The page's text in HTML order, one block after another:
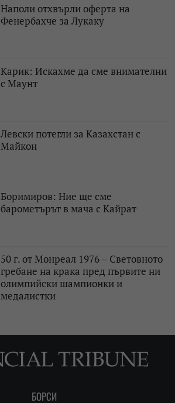
Наполи отхвърли оферта на
Фенербахче за Лукаку
Карик: Искахме да сме внимателни
с Маунт
Левски потегли за Казахстан с
Майкон
Боримиров: Ние ще сме
барометърът в мача с Кайрат
50 г. от Монреал 1976 – Световното
гребане на крака пред първите ни
олимпийски шампионки и
медалистки
БОРСИ